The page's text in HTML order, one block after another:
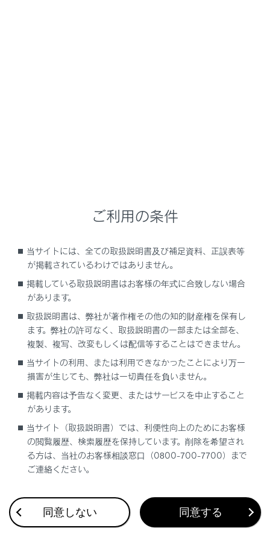
フロントワイパーを使う
フロントウォッシャーを使う
リヤワイパーを使う
リヤウォッシャーを使う
合わせて見られているページ
走行モードを切りかえる
ヘッドランプの使用
着車）
ご利用の条件
当サイトには、全ての取扱説明書及び補足資料、正誤表等
が掲載されているわけではありません。
掲載している取扱説明書はお客様の年式に合致しない場合
があります。
取扱説明書は、弊社が著作権その他の知的財産権を保有し
ます。弊社の許可なく、取扱説明書の一部または全部を、
複製、複写、改変もしくは配信等することはできません。
当サイトの利用、または利用できなかったことにより万一
損害が生じても、弊社は一切責任を負いません。
掲載内容は予告なく変更、またはサービスを中止すること
があります。
当サイト（取扱説明書）では、利便性向上のためにお客様
の閲覧履歴、検索履歴を保持しています。削除を希望され
る方は、当社のお客様相談窓口（0800-700-7700）まで
ご連絡ください。
同意しない 同意する